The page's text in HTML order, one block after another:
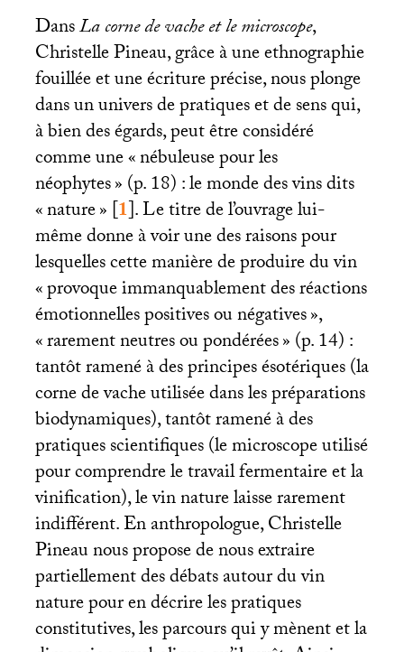
DansLa corne de vache et le microscope,
Christelle Pineau, grâce à une ethnographie
fouillée et une écriture précise, nous plonge
dans un univers de pratiques et de sens qui,
à bien des égards, peut être considéré
comme une «nébuleuse pour les
néophytes» (p. 18) : le monde des vins dits
«nature»[1]. Le titre de l’ouvrage lui-
même donne à voir une des raisons pour
lesquelles cette manière de produire du vin
«provoque immanquablement des réactions
émotionnelles positives ou négatives»,
«rarement neutres ou pondérées» (p. 14) :
tantôt ramené à des principes ésotériques (la
corne de vache utilisée dans les préparations
biodynamiques), tantôt ramené à des
pratiques scientifiques (le microscope utilisé
pour comprendre le travail fermentaire et la
vinification), le vin nature laisse rarement
indifférent. En anthropologue, Christelle
Pineau nous propose de nous extraire
partiellement des débats autour du vin
nature pour en décrire les pratiques
constitutives, les parcours qui y mènent et la